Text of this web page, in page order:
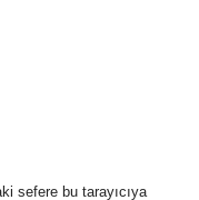
sefere bu tarayıcıya